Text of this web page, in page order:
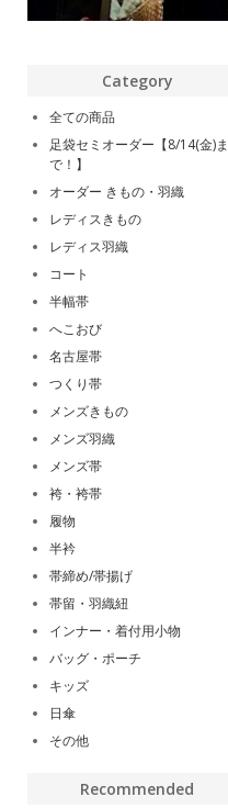
Category
全ての商品
足袋セミオーダー【8/14(金)ま
で！】
オーダー きもの・羽織
レディスきもの
レディス羽織
コート
半幅帯
へこおび
名古屋帯
つくり帯
メンズきもの
メンズ羽織
メンズ帯
袴・袴帯
履物
半衿
帯締め/帯揚げ
帯留・羽織紐
インナー・着付用小物
バッグ・ポーチ
キッズ
日傘
その他
Recommended